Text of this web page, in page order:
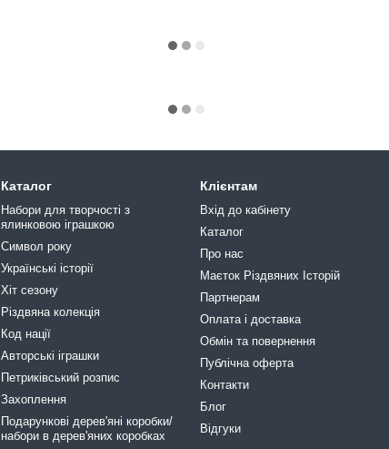
Каталог
Набори для творчості з
ялинковою іграшкою
Символ року
Українські історії
Хіт сезону
Різдвяна колекція
Код нації
Авторські іграшки
Петриківський розпис
Захоплення
Подарункові дерев'яні коробки/
набори в дерев'яних коробках
Клієнтам
Вхід до кабінету
Каталог
Про нас
Маєток Різдвяних Історій
Партнерам
Оплата і доставка
Обмін та повернення
Публічна оферта
Контакти
Блог
Відгуки